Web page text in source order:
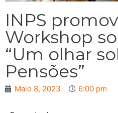
INPS
Workshop
“Um olhar
Pensões”
Maio 8, 2023 6:00 pm